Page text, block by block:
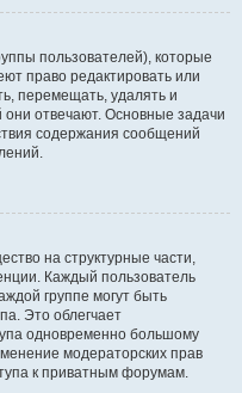
пользователей), которые
право редактировать или
перемещать, удалять и
отвечают. Основные задачи
содержания сообщений
на структурные части,
Каждый пользователь
группе могут быть
Это облегчает
одновременно большому
модераторских прав
к приватным форумам.